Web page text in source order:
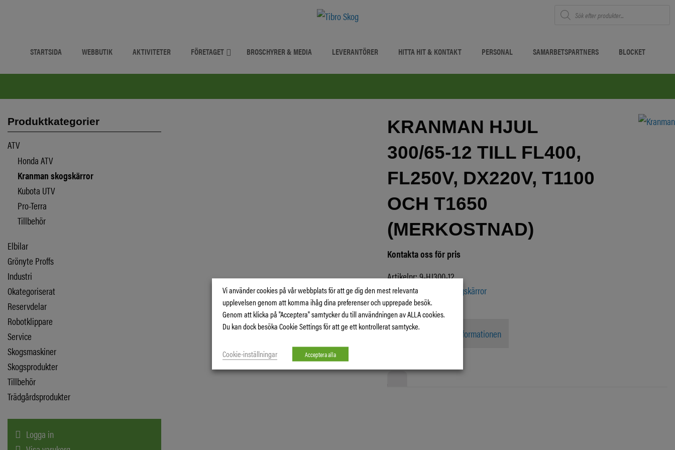
Produktsökning
STARTSIDA WEBBUTIK AKTIVITETER FÖRETAGET BROSCHYRER & MEDIA LEVERANTÖRER HITTA HIT & KONTAKT PERSONAL SAMARBETSPARTNERS BLOCKET
Produktkategorier
ATV
Honda ATV
Kranman skogskärror
Kubota UTV
Pro-Terra
Tillbehör
Elbilar
Grönyte Proffs
Industri
Okategoriserat
Reservdelar
Robotklippare
Service
Skogsmaskiner
Skogsprodukter
Tillbehör
Trädgårdsprodukter
Logga in
KRANMAN HJUL
300/65-12 TILL FL400,
FL250V, DX220V, T1100
OCH T1650
(MERKOSTNAD)
Kontakta oss för pris
Artikelnr:9-HJ300-12
Kategori: Kranman skogskärror
Tillverkare:Kranman
Skriv ut produktinformationen
Vi använder cookies på vår webbplats för att ge dig den mest relevanta
upplevelsen genom att komma ihåg dina preferenser och upprepade besök.
Genom att klicka på "Acceptera" samtycker du till användningen av ALLA cookies.
Du kan dock besöka Cookie Settings för att ge ett kontrollerat samtycke.
Cookie-inställningar Acceptera alla